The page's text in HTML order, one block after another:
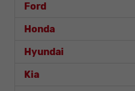
Ford
Honda
Hyundai
Kia